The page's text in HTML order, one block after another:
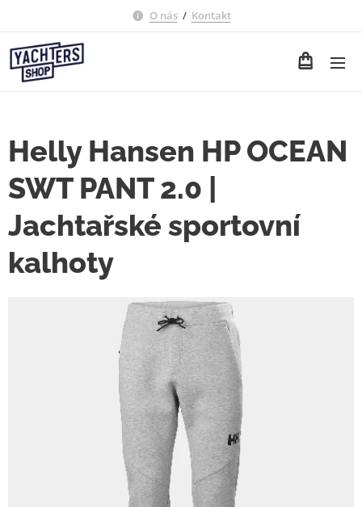
O nás/ Kontakt
Helly Hansen HP OCEAN
SWT PANT 2.0 |
Jachtařské sportovní
kalhoty